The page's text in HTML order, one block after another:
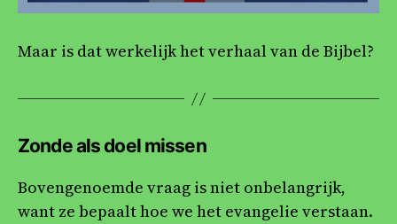
Maar is dat werkelijk het verhaal van de Bijbel?
Zonde als doel missen
Bovengenoemde vraag is niet onbelangrijk,
want ze bepaalt hoe we het evangelie verstaan.